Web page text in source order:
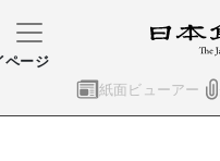
紙面ビューアー
ページ